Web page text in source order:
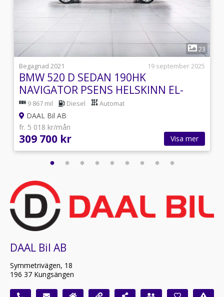
23
Begagnad 2021
19 september 2025
BMW 520 D SEDAN 190HK
NAVIGATOR PSENS HELSKINN EL-
STOL
9 867 mil Diesel Automat
DAAL Bil AB
fr. 5 018 kr/mån
309 700 kr Visa mer
DAAL Bil AB
Symmetrivägen, 18
196 37 Kungsängen